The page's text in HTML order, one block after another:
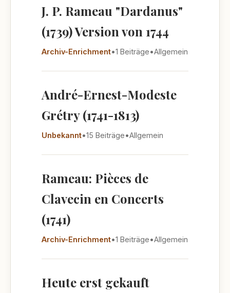
J. P. Rameau "Dardanus"
(1739) Version von 1744
Archiv-Enrichment•1 Beiträge•Allgemein
André-Ernest-Modeste
Grétry (1741-1813)
Unbekannt•15 Beiträge•Allgemein
Rameau: Pièces de
Clavecin en Concerts
(1741)
Archiv-Enrichment•1 Beiträge•Allgemein
Heute erst gekauft